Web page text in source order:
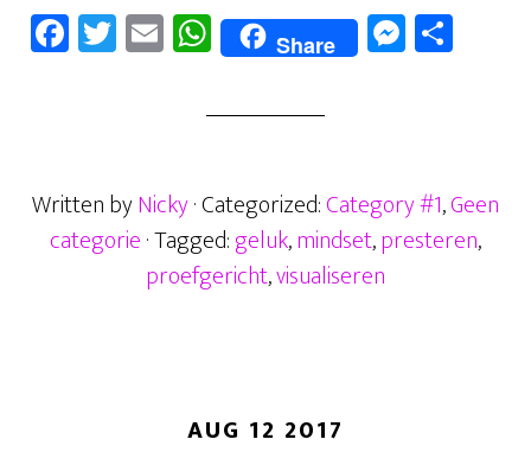
doe
Fa
ce
k
T
wi
E
m
W
ha
ts
p
p
Share M
es
ge
r
Written byNicky· Categorized:Category #1,Geen
categorie· Tagged:geluk,mindset,presteren,
proefgericht,visualiseren
AUG 12 2017